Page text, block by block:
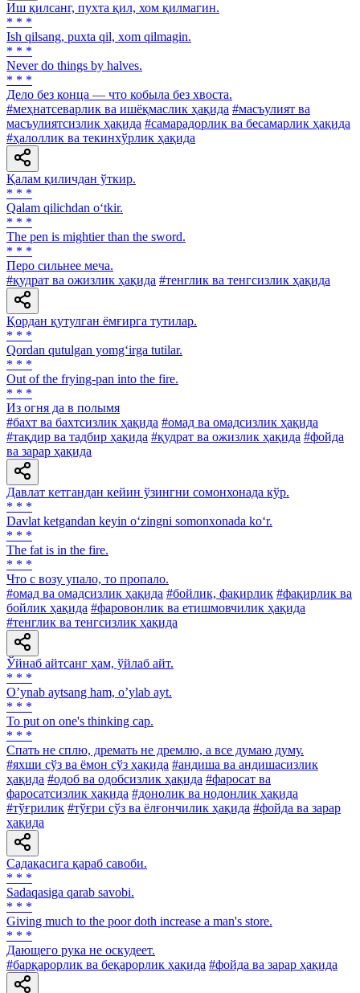
Иш қилсанг, пухта қил, хом қилмагин.
* * *
Ish qilsang, puxta qil, xom qilmagin.
* * *
Never do things by halves.
* * *
Дело без конца — что кобыла без хвоста.
#меҳнатсеварлик ва ишёқмаслик ҳақида #масъулият ва
масъулиятсизлик ҳақида #самарадорлик ва бесамарлик ҳақида
#ҳалоллик ва текинхўрлик ҳақида
Қалам қиличдан ўткир.
* * *
Qalam qilichdan o‘tkir.
* * *
The pen is mightier than the sword.
* * *
Перо сильнее меча.
#қудрат ва ожизлик ҳақида #тенглик ва тенгсизлик ҳақида
Қордан қутулган ёмғирга тутилар.
* * *
Qordan qutulgan yomg‘irga tutilar.
* * *
Out of the frying-pan into the fire.
* * *
Из огня да в полымя
#бахт ва бахтсизлик ҳақида #омад ва омадсизлик ҳақида
#тақдир ва тадбир ҳақида #қудрат ва ожизлик ҳақида #фойда
ва зарар ҳақида
Давлат кетгандан кейин ўзингни сомонхонада кўр.
* * *
Davlat ketgandan keyin o‘zingni somonxonada ko‘r.
* * *
The fat is in the fire.
* * *
Что с возу упало, то пропало.
#омад ва омадсизлик ҳақида #бойлик, фақирлик #фақирлик ва
бойлик ҳақида #фаровонлик ва етишмовчилик ҳақида
#тенглик ва тенгсизлик ҳақида
Ўйнаб айтсанг ҳам, ўйлаб айт.
* * *
Oʼynab aytsang ham, oʼylab ayt.
* * *
To put on one's thinking cap.
* * *
Спать не сплю, дремать не дремлю, а все думаю думу.
#яхши сўз ва ёмон сўз ҳақида #андиша ва андишасизлик
ҳақида #одоб ва одобсизлик ҳақида #фаросат ва
фаросатсизлик ҳақида #донолик ва нодонлик ҳақида
#тўғрилик #тўғри сўз ва ёлғончилик ҳақида #фойда ва зарар
ҳақида
Садақасига қараб савоби.
* * *
Sadaqasiga qarab savobi.
* * *
Giving much to the poor doth increase a man's store.
* * *
Дающего рука не оскудеет.
#барқарорлик ва беқарорлик ҳақида #фойда ва зарар ҳақида